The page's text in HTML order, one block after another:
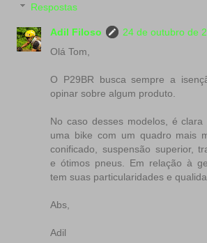
Respostas
Adil Filoso
24 de outubro de
Olá Tom,
O P29BR busca sempre a
opinar sobre algum produto.
No caso desses modelos, é clara
uma bike com um quadro mais
conificado, suspensão superior,
e ótimos pneus. Em relação à
tem suas particularidades e
Abs,
Adil